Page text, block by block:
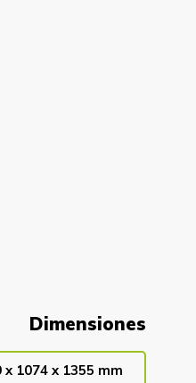
Dimensiones
x 1074 x 1355 mm